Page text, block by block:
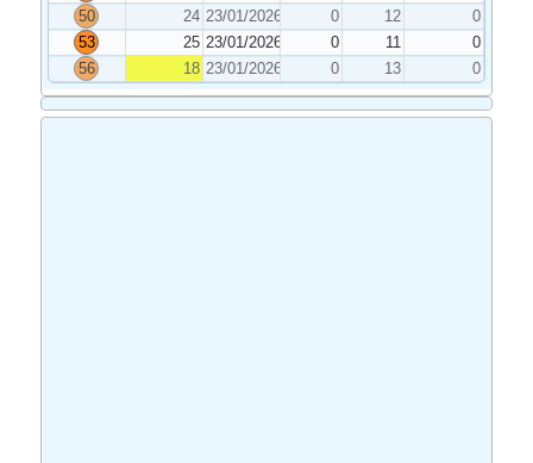
50
24 23/01/2026 0 12
0
53
25 23/01/2026 0 11
0
56
18 23/01/2026 0 13 0